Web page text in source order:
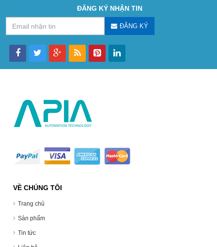
ĐĂNG KÝ NHẬN TIN
ĐĂNG KÝ
VỀ CHÚNG TÔI
Trang chủ
Sản phẩm
Tin tức